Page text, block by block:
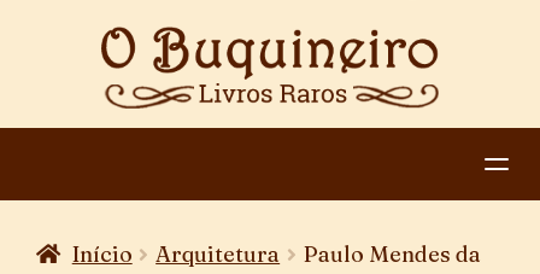
Início Arquitetura
Paulo Mendes da